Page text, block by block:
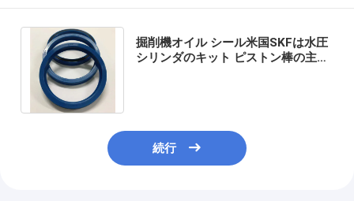
掘削機オイル シール米国SKFは水圧
シリンダのキット ピストン棒の主要
続行